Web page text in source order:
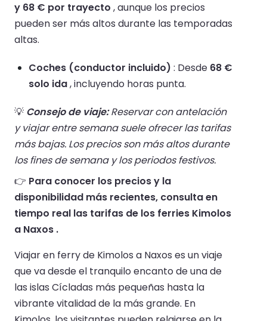
y 68 € por trayecto , aunque los precios
pueden ser más altos durante las temporadas
altas.
Coches (conductor incluido) : Desde 68 €
solo ida, incluyendo horas punta.
💡 Consejo de viaje:Reservar con antelación
y viajar entre semana suele ofrecer las tarifas
más bajas. Los precios son más altos durante
los fines de semana y los periodos festivos.
👉 Para conocer los precios y la
disponibilidad más recientes, consulta en
tiempo real las tarifas de los ferries Kimolos
a Naxos .
Viajar en ferry de Kimolos a Naxos es un viaje
que va desde el tranquilo encanto de una de
las islas Cícladas más pequeñas hasta la
vibrante vitalidad de la más grande. En